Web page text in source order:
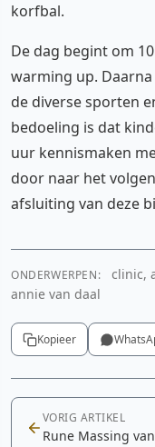
korfbal.
De dag begint om
warming up.
de diverse sporten
bedoeling is dat
uur kennismaken
door naar het
afsluiting van deze
ONDERWERPEN:
clinic,
annie van daal
Kopieer
VORIG ARTIKEL
Rune Massing